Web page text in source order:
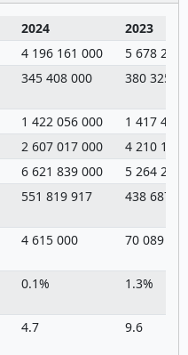
2024
2023
4 196 161 000
5 678 223
345 408 000 380 325
1 422 056 000
1 417 441
2 607 017 000
4 210 135
6 621 839 000
5 264 253
551 819 917 438 687
4 615 000 70 089 000
0.1% 1.3%
4.7 9.6